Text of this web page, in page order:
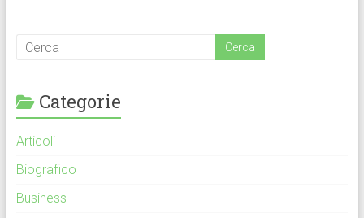
Categorie
Articoli
Biografico
Business